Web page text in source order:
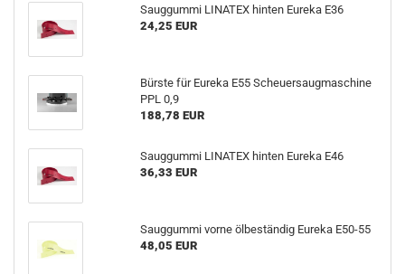
Sauggummi LINATEX hinten Eureka E36
24,25 EUR
Bürste für Eureka E55 Scheuersaugmaschine
PPL 0,9
188,78 EUR
Sauggummi LINATEX hinten Eureka E46
36,33 EUR
Sauggummi vorne ölbeständig Eureka E50-55
48,05 EUR